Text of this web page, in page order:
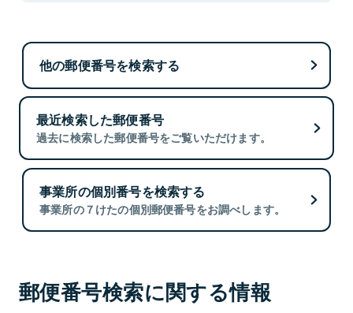
他の郵便番号を検索する
最近検索した郵便番号
過去に検索した郵便番号をご覧いただけます。
事業所の個別番号を検索する
事業所の７けたの個別郵便番号をお調べします。
郵便番号検索に関する情報